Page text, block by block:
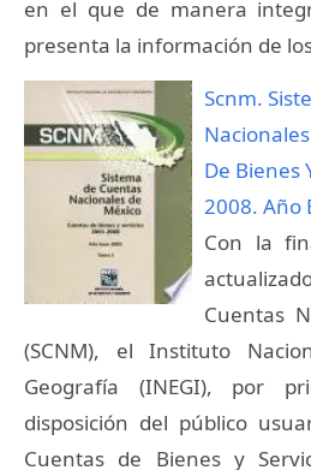
en el que de manera
presenta la información de
Scnm.
De Bienes
2008. Año
Con la
Cuentas
(SCNM), el Instituto
Geografía (INEGI), por
disposición del público
Cuentas de Bienes y